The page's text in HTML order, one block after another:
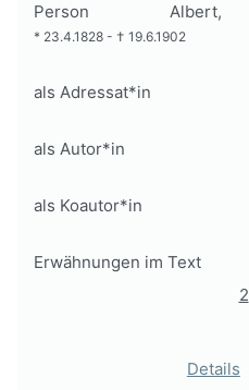
Person Albert,
* 23.4.1828 - † 19.6.1902
als Adressat*in
als Autor*in
als Koautor*in
Erwähnungen im Text
2
Details